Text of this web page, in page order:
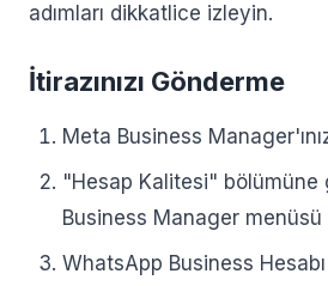
adımları dikkatlice izleyin.
İtirazınızı Gönderme
Meta Business
"Hesap Kalitesi" bölümüne
Business Manager menüsü
WhatsApp Business